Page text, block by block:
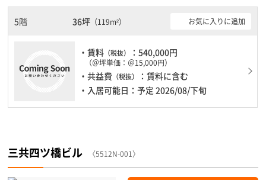
日・祝日も利用可能になりますので時間帯を気にせず利用できま
す。駐車場もありますので、車を利用されるお客様には使いやすい
です。１フロア１００坪以上ある大型ビルです。ＥＶが複数基あり
5階 36坪（119m²） お気に入りに追加
・賃料 （税抜） ：540,000円
（＠坪単価：＠15,000円）
・共益費 （税抜）
：賃料に含む
・入居可能日：予定 2026/08/下旬
三共四ツ橋ビル 〈5512N-001〉